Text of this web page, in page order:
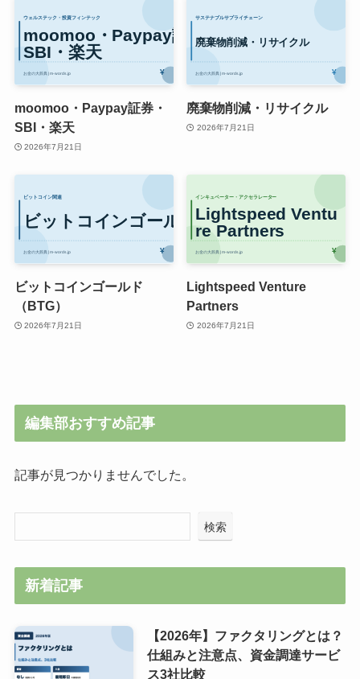
moomoo・Paypay証券・
SBI・楽天
2026年7月21日
廃棄物削減・リサイクル
2026年7月21日
ビットコインゴールド
（BTG）
2026年7月21日
Lightspeed Venture
Partners
2026年7月21日
編集部おすすめ記事
記事が見つかりませんでした。
検索
新着記事
【2026年】ファクタリングとは？
仕組みと注意点、資金調達サービ
ス3社比較